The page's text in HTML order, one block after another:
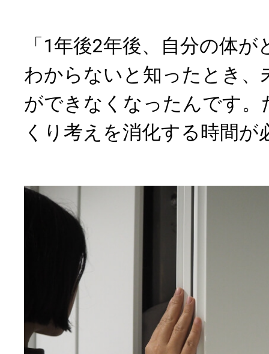
「1年後2年後、自分の体
わからないと知ったとき、
ができなくなったんです
くり考えを消化する時間が